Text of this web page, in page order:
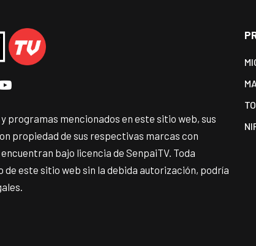
y programas mencionados en este sitio web, sus
propiedad de sus respectivas marcas con
bajo licencia de SenpaiTV. Toda
este sitio web sin la debida autorización, podría